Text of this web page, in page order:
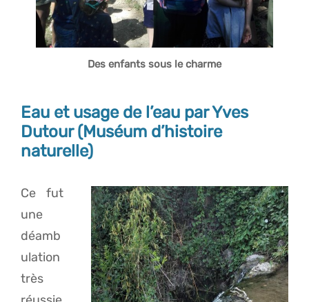
Des enfants sous le charme
Eau et usage de l’eau par Yves
Dutour (Muséum d’histoire
naturelle)
Ce fut
une
déamb
ulation
très